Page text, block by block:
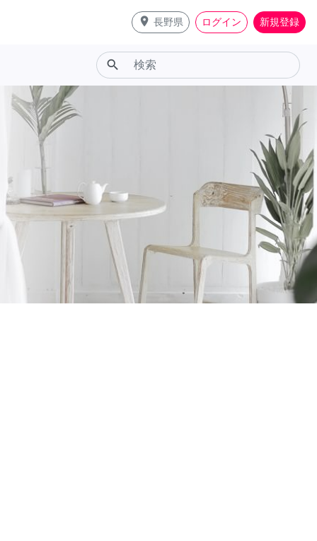
place 長野県 ログイン 新規登録
search